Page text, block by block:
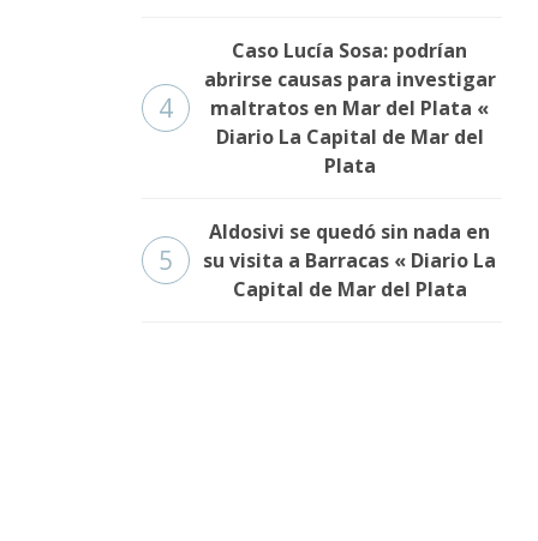
4
Caso Lucía Sosa: podrían
abrirse causas para investigar
maltratos en Mar del Plata «
Diario La Capital de Mar del
Plata
5
Aldosivi se quedó sin nada en
su visita a Barracas « Diario La
Capital de Mar del Plata